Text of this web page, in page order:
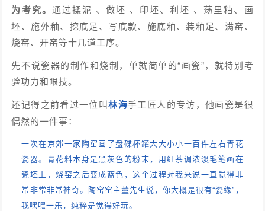
为考究。 通过揉泥 、做坯 、印坯、利坯 、荡里釉、画
坯、施外釉、挖底足、写底款、施底釉、装釉足、满窑、
烧窑、开窑等十几道工序。
先不说瓷器的制作和烧制，单就简单的“画瓷”，就特别考
验功力和眼技。
还记得之前看过一位叫林海手工匠人的专访，他画瓷是很
偶然的一件事：
一次在京郊一家陶窑画了盘碟杯罐大大小小一百件左右青花
瓷器。青花料本身是黑灰色的粉末，用红茶调浓淡毛笔画在
瓷坯上，烧窑之后变成蓝色，这个过程对我来说一直觉得非
常非常非常神奇。陶窑窑主董先生说，你大概是很有“瓷缘”，
我嘿嘿一乐，纯粹是觉得好玩。